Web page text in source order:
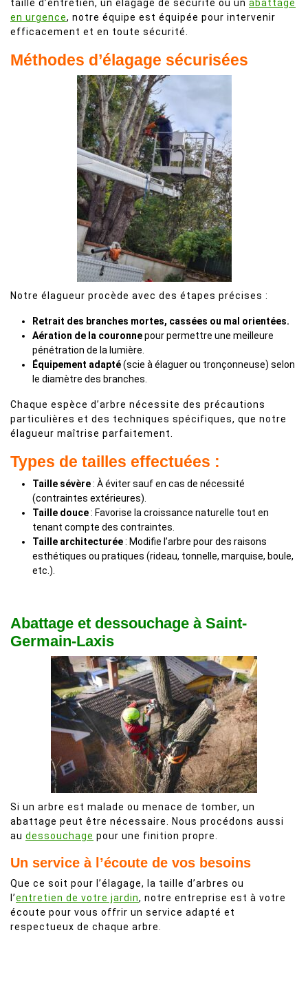
taille d’entretien, un élagage de sécurité ou un abattage
en urgence, notre équipe est équipée pour intervenir
efficacement et en toute sécurité.
Méthodes d’élagage sécurisées
Notre élagueur procède avec des étapes précises :
Retrait des branches mortes, cassées ou mal orientées.
Aération de la couronnepour permettre une meilleure
pénétration de la lumière.
Équipement adapté(scie à élaguer ou tronçonneuse) selon
le diamètre des branches.
Chaque espèce d’arbre nécessite des précautions
particulières et des techniques spécifiques, que notre
élagueur maîtrise parfaitement.
Types de tailles effectuées :
Taille sévère: À éviter sauf en cas de nécessité
(contraintes extérieures).
Taille douce: Favorise la croissance naturelle tout en
tenant compte des contraintes.
Taille architecturée: Modifie l’arbre pour des raisons
esthétiques ou pratiques (rideau, tonnelle, marquise, boule,
etc.).
Abattage et dessouchage à Saint-
Germain-Laxis
Si un arbre est malade ou menace de tomber, un
abattage peut être nécessaire. Nous procédons aussi
au dessouchage pour une finition propre.
Un service à l’écoute de vos besoins
Que ce soit pour l’élagage, la taille d’arbres ou
l’entretien de votre jardin, notre entreprise est à votre
écoute pour vous offrir un service adapté et
respectueux de chaque arbre.